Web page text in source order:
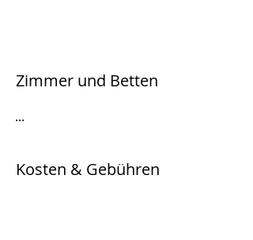
Zimmer und Betten
...
Kosten & Gebühren